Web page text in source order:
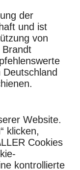
der
und ist
von
Brandt
Website.
klicken,
Cookies
kontrollierte